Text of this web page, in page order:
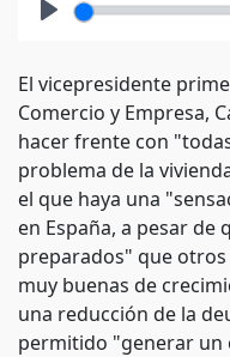
El vicepresidente
Comercio y Empresa,
hacer frente con
problema de la
el que haya una
en España, a pesar de
preparados" que
muy buenas de
una reducción de la
permitido "generar un